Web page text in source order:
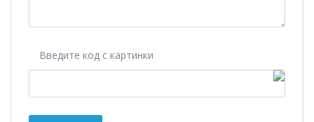
Введите код с картинки